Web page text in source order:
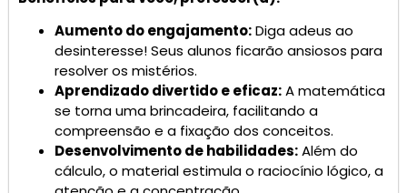
Aumento do engajamento:Diga adeus ao
desinteresse! Seus alunos ficarão ansiosos para
resolver os mistérios.
Aprendizado divertido e eficaz:A matemática
se torna uma brincadeira, facilitando a
compreensão e a fixação dos conceitos.
Desenvolvimento de habilidades:Além do
cálculo, o material estimula o raciocínio lógico, a